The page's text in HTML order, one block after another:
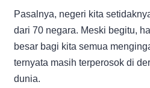
Pasalnya, negeri kita
dari 70 negara. Meski begitu,
besar bagi kita semua
ternyata masih terperosok di
dunia.